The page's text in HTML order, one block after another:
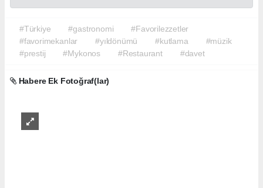
#Türkiye #gastronomi
#Favorilezzetler
#favorimekanlar
#yıldönümü #kutlama
#müzik
#prestij
#Mykonos #Restaurant #davet
Habere Ek Fotoğraf(lar)